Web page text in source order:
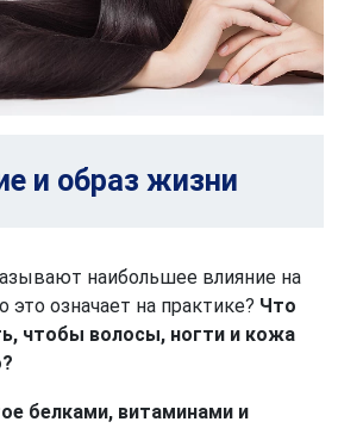
и образ жизни
наибольшее влияние на
это означает на практике? Что
чтобы волосы, ногти и кожа
белками, витаминами и